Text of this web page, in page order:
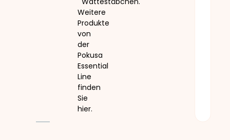
Weitere
Produkte
von
der
Pokusa
Essential
Line
finden
Sie
hier.